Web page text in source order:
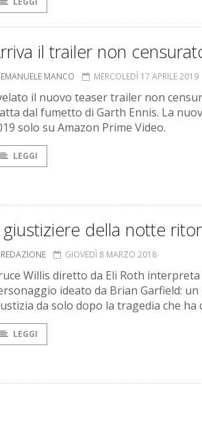
il trailer non
MANCO MERCOLEDÌ 17 APRILE 2019
il nuovo teaser trailer non
dal fumetto di Garth Ennis. La
solo su Amazon Prime Video.
LEGGI
giustiziere della notte
GIOVEDÌ 8 MARZO 2018
Willis diretto da Eli Roth
ideato da Brian Garfield:
da solo dopo la tragedia che ha
LEGGI